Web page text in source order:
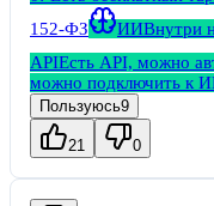
напоминаний.
152-ФЗ
ИИВнутри
APIЕсть API, можно
можно подключить к
Пользуюсь9
21 0